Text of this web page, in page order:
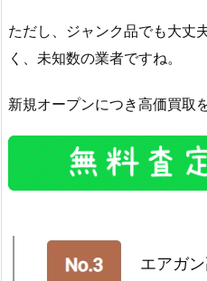
ただし、ジャンク品でも大丈
く、未知数の業者ですね。
新規オープンにつき高価買取
エアガン